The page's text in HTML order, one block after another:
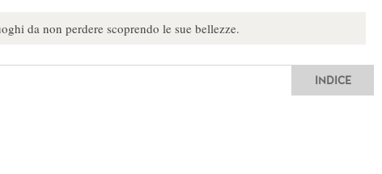
da non perdere scoprendo le sue bellezze.
INDICE